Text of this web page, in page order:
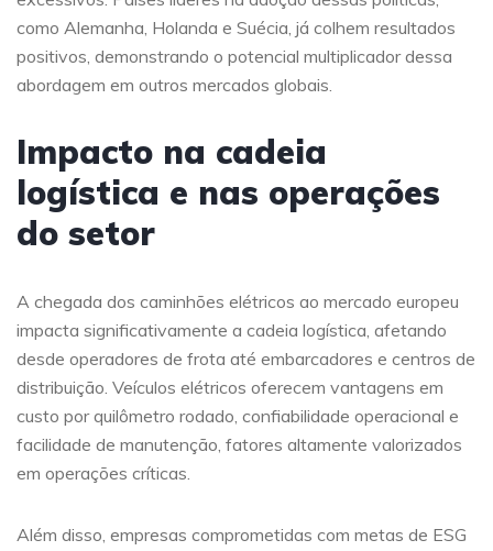
como Alemanha, Holanda e Suécia, já colhem resultados
positivos, demonstrando o potencial multiplicador dessa
abordagem em outros mercados globais.
Impacto na cadeia
logística e nas operações
do setor
A chegada dos caminhões elétricos ao mercado europeu
impacta significativamente a cadeia logística, afetando
desde operadores de frota até embarcadores e centros de
distribuição. Veículos elétricos oferecem vantagens em
custo por quilômetro rodado, confiabilidade operacional e
facilidade de manutenção, fatores altamente valorizados
em operações críticas.
Além disso, empresas comprometidas com metas de ESG